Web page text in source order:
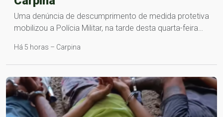
Uma denúncia de descumprimento de medida protetiva
mobilizou a Polícia Militar, na tarde desta quarta-feira…
Há 5 horas – Carpina